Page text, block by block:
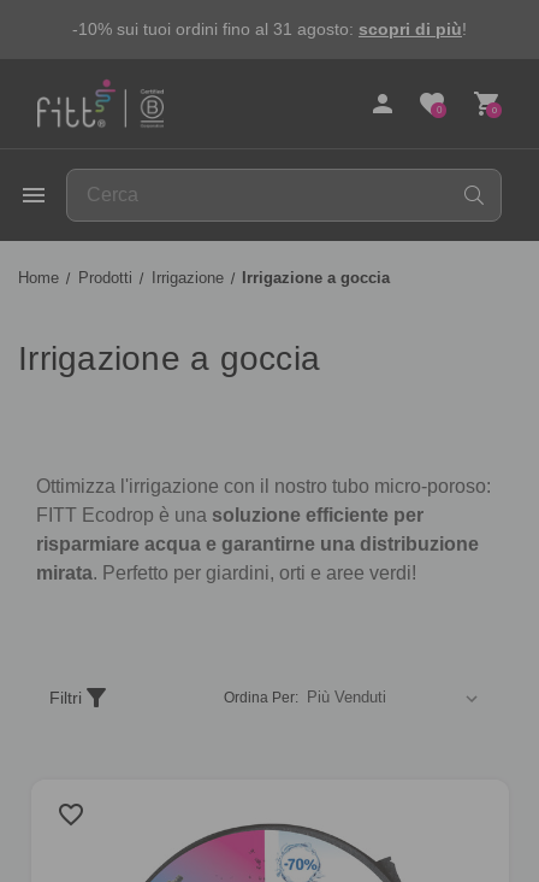
-10% sui tuoi ordini fino al 31 agosto: scopri di più!
person 0
favorite 0
shopping_cart
menu
Home Prodotti Irrigazione Irrigazione a goccia
Irrigazione a goccia
Ottimizza l'irrigazione con il nostro tubo micro-poroso:
FITT Ecodrop è una soluzione efficiente per
risparmiare acqua e garantirne una distribuzione
mirata. Perfetto per giardini, orti e aree verdi!
Filtri filter_alt
Ordina
Ordina Per:
favorite_border